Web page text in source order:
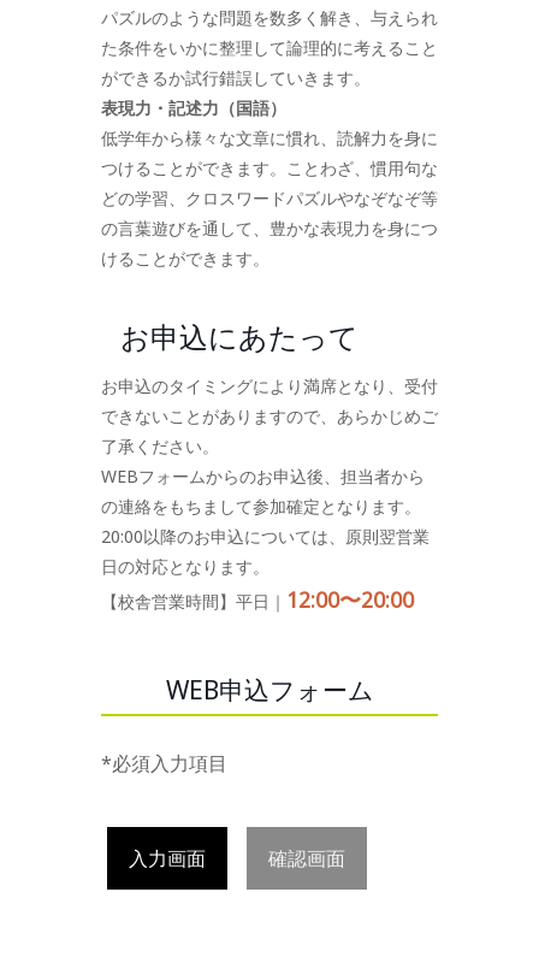
パズルのような問題を数多く解き、与えられ
た条件をいかに整理して論理的に考えること
ができるか試行錯誤していきます。
表現力・記述力（国語）
低学年から様々な文章に慣れ、読解力を身に
つけることができます。ことわざ、慣用句な
どの学習、クロスワードパズルやなぞなぞ等
の言葉遊びを通して、豊かな表現力を身につ
けることができます。
お申込にあたって
お申込のタイミングにより満席となり、受付
できないことがありますので、あらかじめご
了承ください。
WEBフォームからのお申込後、担当者から
の連絡をもちまして参加確定となります。
20:00以降のお申込については、原則翌営業
日の対応となります。
【校舎営業時間】平日｜ 12:00〜20:00
WEB申込フォーム
*必須入力項目
入力画面 確認画面